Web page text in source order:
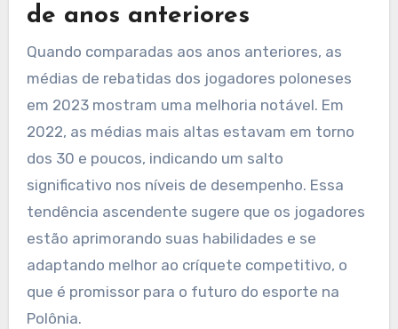
de anos anteriores
Quando comparadas aos anos anteriores, as
médias de rebatidas dos jogadores poloneses
em 2023 mostram uma melhoria notável. Em
2022, as médias mais altas estavam em torno
dos 30 e poucos, indicando um salto
significativo nos níveis de desempenho. Essa
tendência ascendente sugere que os jogadores
estão aprimorando suas habilidades e se
adaptando melhor ao críquete competitivo, o
que é promissor para o futuro do esporte na
Polônia.